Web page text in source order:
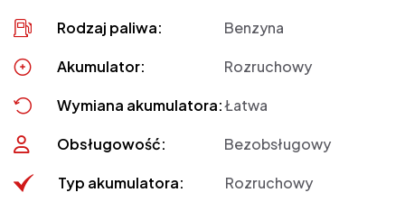
Rodzaj paliwa: Benzyna
Akumulator: Rozruchowy
Wymiana akumulatora:Łatwa
Obsługowość: Bezobsługowy
Typ akumulatora: Rozruchowy